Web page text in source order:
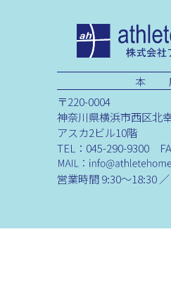
本
〒220-0004
神奈川県横浜市西区北
アスカ2ビル10階
TEL：045-290-9300
営業時間 9:30～18:30